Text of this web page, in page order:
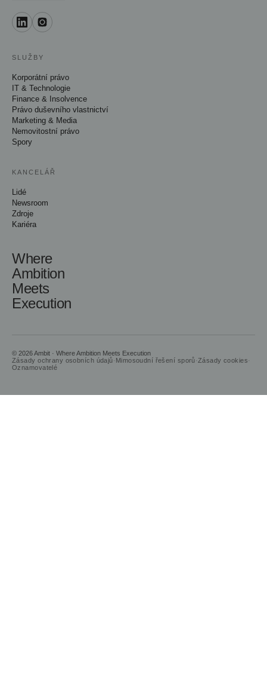
SLUŽBY
Korporátní právo
IT & Technologie
Finance & Insolvence
Právo duševního vlastnictví
Marketing & Media
Nemovitostní právo
Spory
KANCELÁŘ
Lidé
Newsroom
Zdroje
Kariéra
Where
Ambition
Meets
Execution
© 2026 Ambit · Where Ambition Meets Execution
Zásady ochrany osobních údajů· Mimosoudní řešení sporů· Zásady cookies·
Oznamovatelé